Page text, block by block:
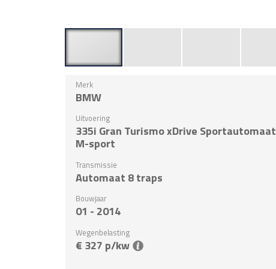
Merk
BMW
Uitvoering
335i Gran Turismo xDrive Sportautomaat
M-sport
Transmissie
Automaat 8 traps
Bouwjaar
01 - 2014
Wegenbelasting
€ 327 p/kw